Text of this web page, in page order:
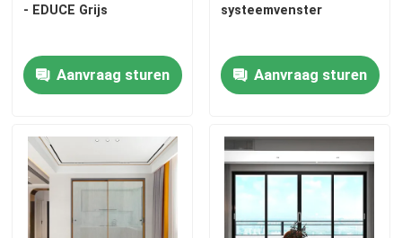
Ongeveer ons
Fabrieksreis
Kwaliteitscontrole
- EDUCE Grijs
Aanvraag sturen
systeemvenster
Aanvraag sturen